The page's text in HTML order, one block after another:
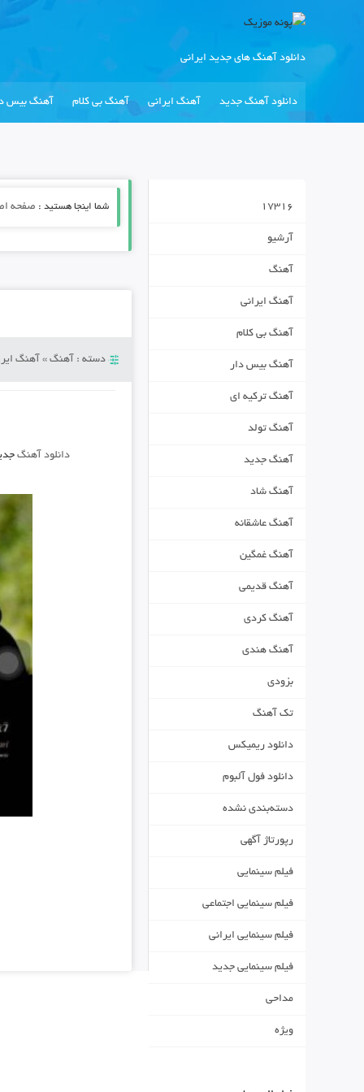
دانلود آهنگ های جدید ایرانی
دانلود آهنگ جدید آهنگ ایرانی آهنگ بی کلام آهنگ بیس
شما اینجا هستید : صفحه
دسته : آهنگ» آهنگ
دانلود آهنگ
17316
آرشیو
آهنگ
آهنگ ایرانی
آهنگ بی کلام
آهنگ بیس دار
آهنگ ترکیه ای
آهنگ تولد
آهنگ جدید
آهنگ شاد
آهنگ عاشقانه
آهنگ غمگین
آهنگ قدیمی
آهنگ کردی
آهنگ هندی
بزودی
تک آهنگ
دانلود ریمیکس
دانلود فول آلبوم
دسته‌بندی نشده
رپورتاژ آگهی
فیلم سینمایی
فیلم سینمایی اجتماعی
فیلم سینمایی ایرانی
فیلم سینمایی جدید
مداحی
ویژه